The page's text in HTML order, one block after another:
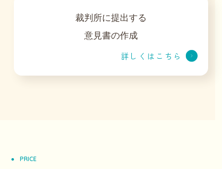
裁判所に提出する
意見書の作成
詳しくはこちら
PRICE